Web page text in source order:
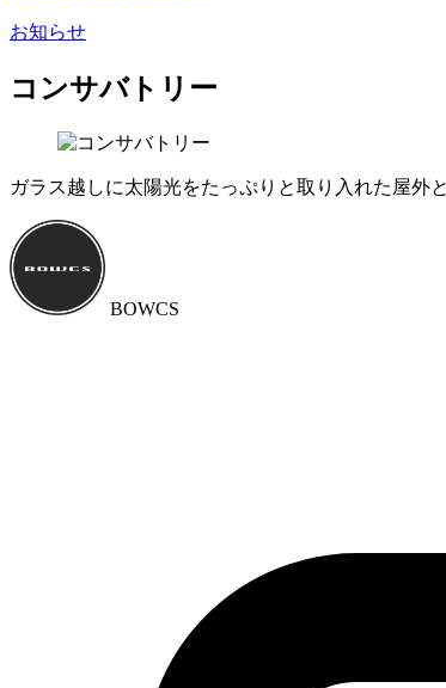
お知らせ
コンサバトリー
ガラス越しに太陽光をたっぷりと取り入れた屋外
BOWCS